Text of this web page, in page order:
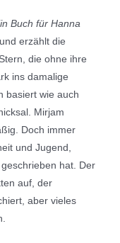
Buch für Hanna
erzählt die
die ohne ihre
ins damalige
basiert wie auch
Mirjam
Doch immer
und Jugend,
hat. Der
auf, der
aber vieles